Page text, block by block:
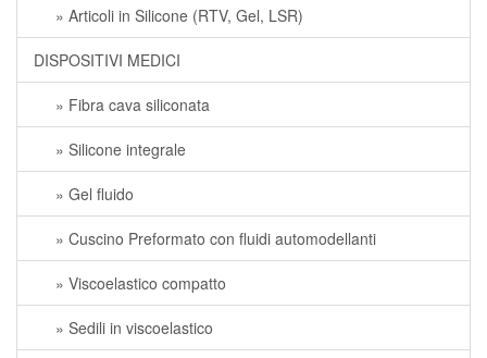
» Articoli in Silicone (RTV, Gel, LSR)
DISPOSITIVI MEDICI
» Fibra cava siliconata
» Silicone integrale
» Gel fluido
» Cuscino Preformato con fluidi automodellanti
» Viscoelastico compatto
» Sedili in viscoelastico